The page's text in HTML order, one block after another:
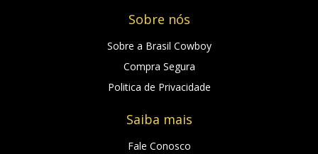
Sobre nós
Sobre a Brasil Cowboy
Compra Segura
Politica de Privacidade
Saiba mais
Fale Conosco